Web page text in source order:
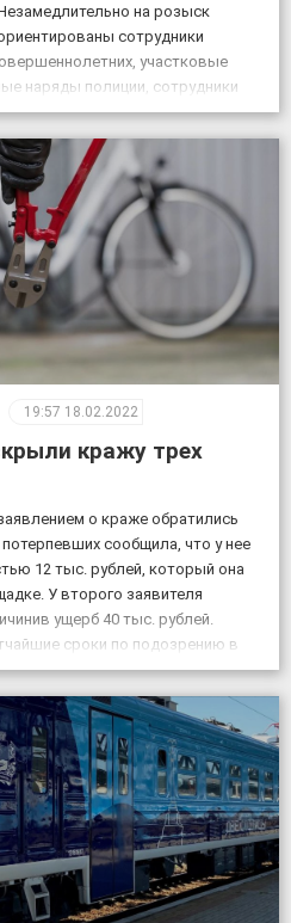
на розыск
сотрудники
участковые
наряды полиции, сотрудники
ГИБДД, уголовного розыска.
привлекли кинолога […]
19:57 18.02.2022
кражу трех
о краже обратились
сообщила, что у нее
12 тыс. рублей, который она
У второго заявителя
ущерб 40 тыс. рублей.
сроки по подозрению в
задержаны двое […]